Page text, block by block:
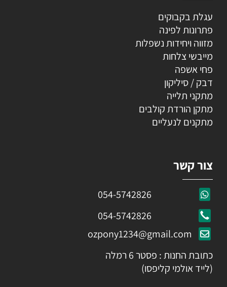
עגלת בקבוקים
פתרונות לפינה
מזווה ויחידות נשפלות
מייבשי צלחות
פחי אשפה
דבק / סיליקון
מתקני תלייה
מתקן הורדת קולבים
מתקנים לנעליים
צור קשר
054-5742826
054-5742826
ozpony1234@gmail.com
כתובת החנות : פסטר 6 רמלה
(לייד אולמי קליפסו)